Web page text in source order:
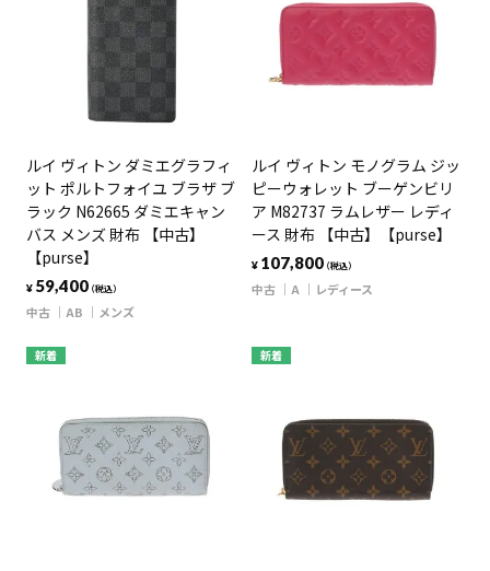
ルイ ヴィトン ダミエグラフィ
ット ポルトフォイユ ブラザ ブ
ラック N62665 ダミエキャン
バス メンズ 財布 【中古】
【purse】
¥ 59,400（税込）
中古 AB メンズ
ルイ ヴィトン モノグラム ジッ
ピーウォレット ブーゲンビリ
ア M82737 ラムレザー レディ
ース 財布 【中古】【purse】
¥ 107,800（税込）
中古 A レディース
新着 新着